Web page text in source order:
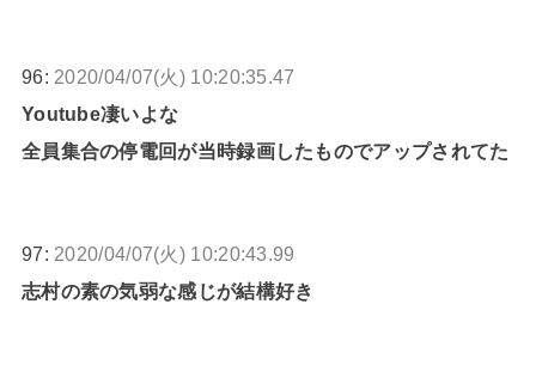
96: 2020/04/07(火) 10:20:35.47
Youtube凄いよな
全員集合の停電回が当時録画したものでアップされてた
97: 2020/04/07(火) 10:20:43.99
志村の素の気弱な感じが結構好き